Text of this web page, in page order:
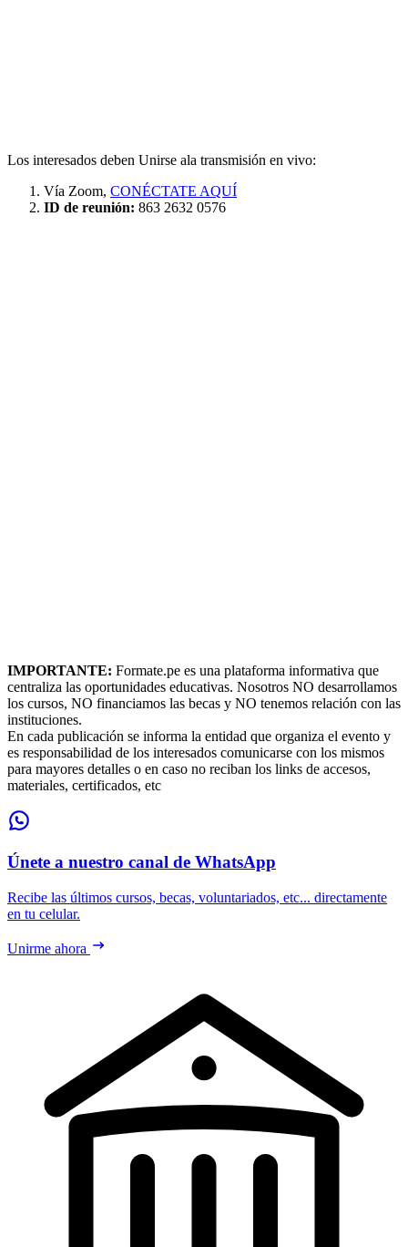
Los interesados deben Unirse ala transmisión en vivo:
Vía Zoom, CONÉCTATE AQUÍ
ID de reunión: 863 2632 0576
IMPORTANTE: Formate.pe es una plataforma informativa que
centraliza las oportunidades educativas. Nosotros NO desarrollamos
los cursos, NO financiamos las becas y NO tenemos relación con las
instituciones.
En cada publicación se informa la entidad que organiza el evento y
es responsabilidad de los interesados comunicarse con los mismos
para mayores detalles o en caso no reciban los links de accesos,
materiales, certificados, etc
Únete a nuestro canal de WhatsApp
Recibe las últimos cursos, becas, voluntariados, etc... directamente
en tu celular.
Unirme ahora